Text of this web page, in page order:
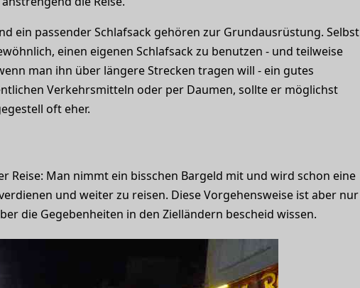
ein passender Schlafsack gehören zur Grundausrüstung. Selbst
einen eigenen Schlafsack zu benutzen - und teilweise
man ihn über längere Strecken tragen will - ein gutes
Verkehrsmitteln oder per Daumen, sollte er möglichst
oft eher.
Reise: Man nimmt ein bisschen Bargeld mit und wird schon eine
und weiter zu reisen. Diese Vorgehensweise ist aber nur
die Gegebenheiten in den Zielländern bescheid wissen.